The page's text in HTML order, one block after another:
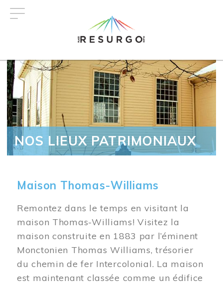
NOS LIEUX PATRIMONIAUX
Maison Thomas-Williams
Remontez dans le temps en visitant la
maison Thomas-Williams! Visitez la
maison construite en 1883 par l’éminent
Monctonien Thomas Williams, trésorier
du chemin de fer Intercolonial. La maison
est maintenant classée comme un édifice